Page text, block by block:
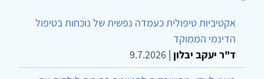
אקטיביות טיפולית כעמדה נפשית של נוכחות בטיפול
הדינמי הממוקד
ד"ר יעקב יבלון |
9.7.2026